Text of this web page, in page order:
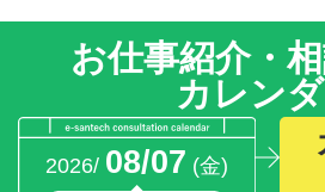
お仕事紹介・
カレン
2026/ 08/07 (金)